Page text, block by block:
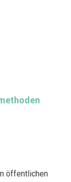
öffentlichen